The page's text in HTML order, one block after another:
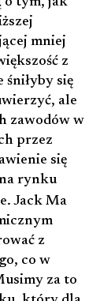
mniej
z
się
ale
zawodów w
przez
się
rynku
Jack Ma
z
co w
za to